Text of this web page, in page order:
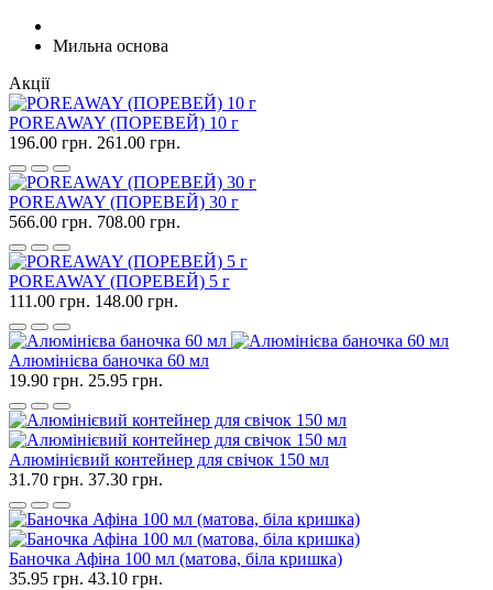
Мильна основа
Акції
POREAWAY (ПОРЕВЕЙ) 10 г
196.00 грн. 261.00 грн.
POREAWAY (ПОРЕВЕЙ) 30 г
566.00 грн. 708.00 грн.
POREAWAY (ПОРЕВЕЙ) 5 г
111.00 грн. 148.00 грн.
Алюмінієва баночка 60 мл
19.90 грн. 25.95 грн.
Алюмінієвий контейнер для свічок 150 мл
31.70 грн. 37.30 грн.
Баночка Афіна 100 мл (матова, біла кришка)
35.95 грн. 43.10 грн.